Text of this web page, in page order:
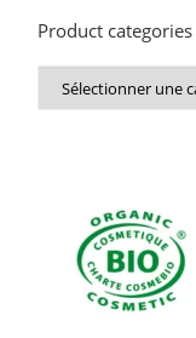
Product categories